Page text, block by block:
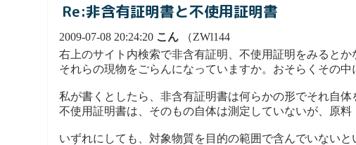
Re:非含有証明書と不使用証明書
2009-07-08 20:24:20 こん （ZWl144
右上のサイト内検索で非含有証明、不使用証明をみるとか
それらの現物をごらんになっていますか。おそらくその
私が書くとしたら、非含有証明書は何らかの形でそれ自
不使用証明書は、そのもの自体は測定していないが、原
いずれにしても、対象物質を目的の範囲で含んでいない